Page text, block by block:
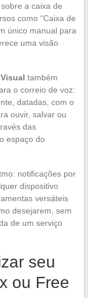
a caixa de
como “Caixa de
único manual para
uma visão
também
o correio de voz:
datadas, com o
ouvir, salvar ou
das
espaço do
notificações por
dispositivo
versáteis
desejarem, sem
de um serviço
seu
ou Free